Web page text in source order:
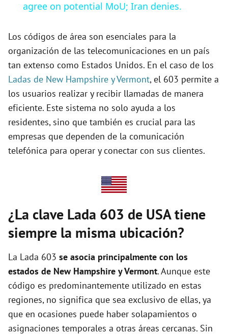
a
y
V
i
d
e
o
agree on potential MoU; Iran denies.
Los códigos de área son esenciales para la
organización de las telecomunicaciones en un país
tan extenso como Estados Unidos. En el caso de los
Ladas de New Hampshire y Vermont, el 603 permite a
los usuarios realizar y recibir llamadas de manera
eficiente. Este sistema no solo ayuda a los
residentes, sino que también es crucial para las
empresas que dependen de la comunicación
telefónica para operar y conectar con sus clientes.
¿La clave Lada 603 de USA tiene
siempre la misma ubicación?
La Lada 603 se asocia principalmente con los
estados de New Hampshire y Vermont. Aunque este
código es predominantemente utilizado en estas
regiones, no significa que sea exclusivo de ellas, ya
que en ocasiones puede haber solapamientos o
asignaciones temporales a otras áreas cercanas. Sin